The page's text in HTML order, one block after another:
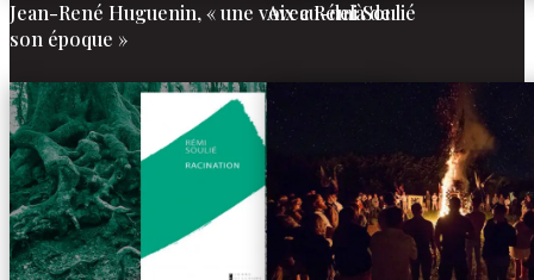
Jean-René Huguenin, « une voix au-delà de
son époque »
Avec Rémi Soulié